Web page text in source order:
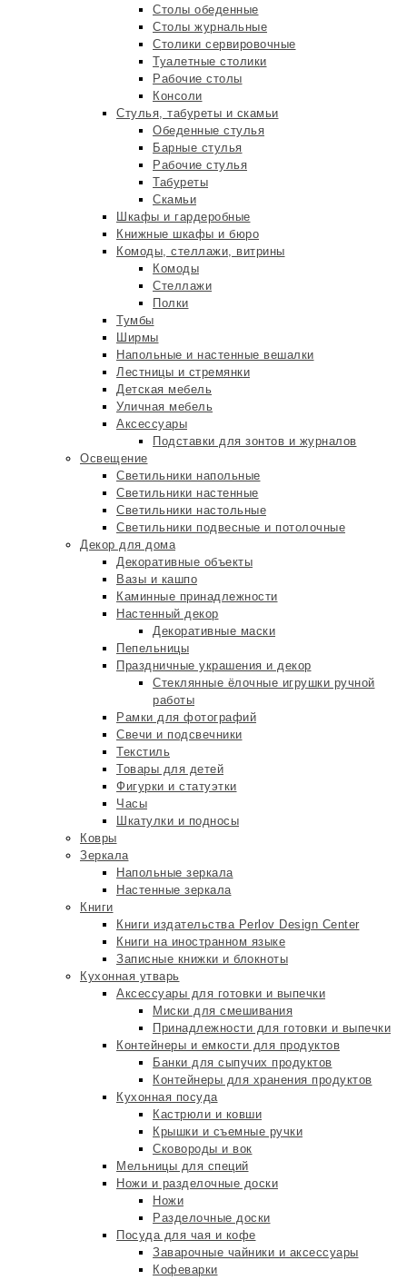
Столы обеденные
Столы журнальные
Столики сервировочные
Туалетные столики
Рабочие столы
Консоли
Стулья, табуреты и скамьи
Обеденные стулья
Барные стулья
Рабочие стулья
Табуреты
Скамьи
Шкафы и гардеробные
Книжные шкафы и бюро
Комоды, стеллажи, витрины
Комоды
Стеллажи
Полки
Тумбы
Ширмы
Напольные и настенные вешалки
Лестницы и стремянки
Детская мебель
Уличная мебель
Аксессуары
Подставки для зонтов и журналов
Освещение
Светильники напольные
Светильники настенные
Светильники настольные
Светильники подвесные и потолочные
Декор для дома
Декоративные объекты
Вазы и кашпо
Каминные принадлежности
Настенный декор
Декоративные маски
Пепельницы
Праздничные украшения и декор
Стеклянные ёлочные игрушки ручной
работы
Рамки для фотографий
Свечи и подсвечники
Текстиль
Товары для детей
Фигурки и статуэтки
Часы
Шкатулки и подносы
Ковры
Зеркала
Напольные зеркала
Настенные зеркала
Книги
Книги издательства Perlov Design Center
Книги на иностранном языке
Записные книжки и блокноты
Кухонная утварь
Аксессуары для готовки и выпечки
Миски для смешивания
Принадлежности для готовки и выпечки
Контейнеры и емкости для продуктов
Банки для сыпучих продуктов
Контейнеры для хранения продуктов
Кухонная посуда
Кастрюли и ковши
Крышки и съемные ручки
Сковороды и вок
Мельницы для специй
Ножи и разделочные доски
Ножи
Разделочные доски
Посуда для чая и кофе
Заварочные чайники и аксессуары
Кофеварки